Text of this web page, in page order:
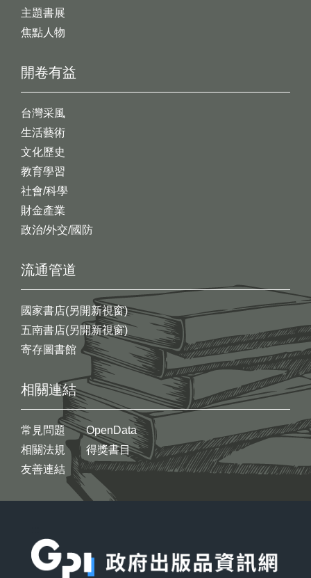
開卷有益
台灣采風
生活藝術
文化歷史
教育學習
社會/科學
財金產業
政治/外交/國防
主題書展
焦點人物
流通管道
國家書店(另開新視窗)
五南書店(另開新視窗)
寄存圖書館
相關連結
常見問題
相關法規
友善連結
OpenData
得獎書目